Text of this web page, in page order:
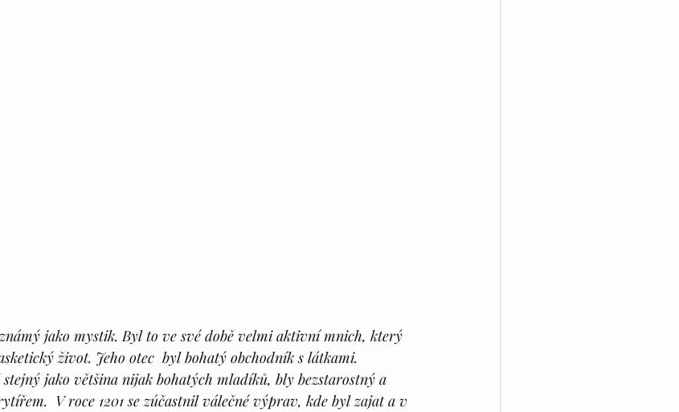
jako mystik. Byl to ve své době velmi aktivní mnich, který
život. Jeho otec  byl bohatý obchodník s látkami.
jako většina nijak bohatých mladíků, bly bezstarostný a
V roce 1201 se zúčastnil válečné výprav, kde byl zajat a v